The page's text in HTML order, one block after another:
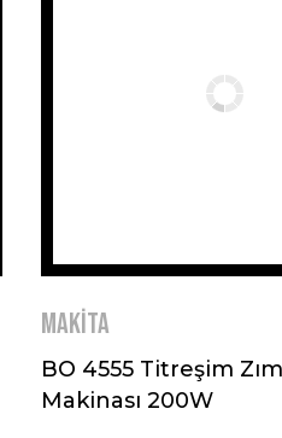
MAKİTA
BO 4555 Titreşim
Makinası 200W